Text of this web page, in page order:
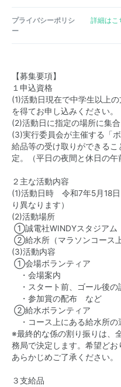
プライバシーポリシ
ー
詳細はこ
【募集要項】
１申込資格
(1)活動日現在で中学生以上
を得てお申し込みください。
(2)活動日に指定の場所に集
(3)実行委員会が主催する「
給品等の受け取りができる
定。（平日の夜間と休日の午
２主な活動内容
(1)活動日時 令和7年5月18
り異なります）
(2)活動場所
①誠電社WINDYスタジアム
②給水所（マラソンコース上
(3)活動内容
①会場ボランティア
・会場案内
・スタート前、ゴール後の
・参加賞の配布 など
②給水ボランティア
・コース上にある給水所
※最終的な係の割り振りは、
務局で決定します。希望どお
あらかじめご了承ください。
３支給品